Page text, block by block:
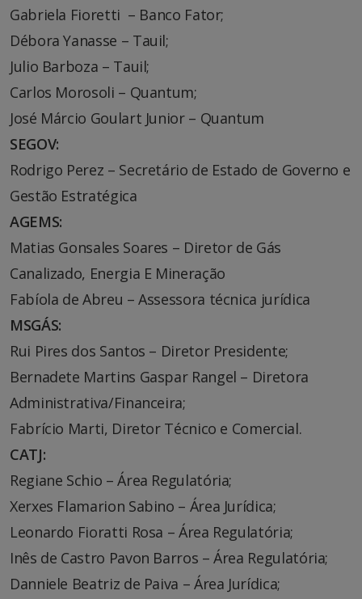
Gabriela Fioretti – Banco Fator;
Débora Yanasse – Tauil;
Julio Barboza – Tauil;
Carlos Morosoli – Quantum;
José Márcio Goulart Junior – Quantum
SEGOV:
Rodrigo Perez – Secretário de Estado de Governo e
Gestão Estratégica
AGEMS:
Matias Gonsales Soares – Diretor de Gás
Canalizado, Energia E Mineração
Fabíola de Abreu – Assessora técnica jurídica
MSGÁS:
Rui Pires dos Santos – Diretor Presidente;
Bernadete Martins Gaspar Rangel – Diretora
Administrativa/Financeira;
Fabrício Marti, Diretor Técnico e Comercial.
CATJ:
Regiane Schio – Área Regulatória;
Xerxes Flamarion Sabino – Área Jurídica;
Leonardo Fioratti Rosa – Área Regulatória;
Inês de Castro Pavon Barros – Área Regulatória;
Danniele Beatriz de Paiva – Área Jurídica;